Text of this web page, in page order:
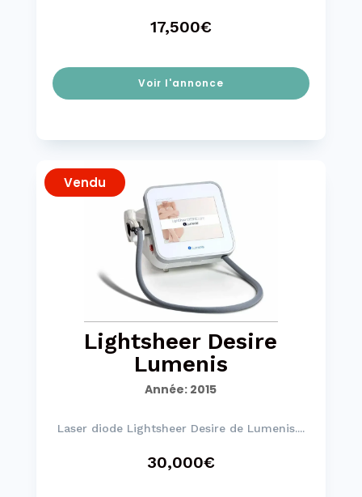
17,500€
Voir l'annonce
Vendu
Lightsheer Desire
Lumenis
Année: 2015
Laser diode Lightsheer Desire de Lumenis....
30,000€